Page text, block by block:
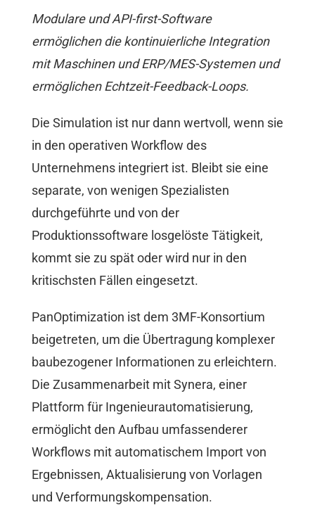
Modulare und API-first-Software
ermöglichen die kontinuierliche Integration
mit Maschinen und ERP/MES-Systemen und
ermöglichen Echtzeit-Feedback-Loops.
Die Simulation ist nur dann wertvoll, wenn sie
in den operativen Workflow des
Unternehmens integriert ist. Bleibt sie eine
separate, von wenigen Spezialisten
durchgeführte und von der
Produktionssoftware losgelöste Tätigkeit,
kommt sie zu spät oder wird nur in den
kritischsten Fällen eingesetzt.
PanOptimization ist dem 3MF-Konsortium
beigetreten, um die Übertragung komplexer
baubezogener Informationen zu erleichtern.
Die Zusammenarbeit mit Synera, einer
Plattform für Ingenieurautomatisierung,
ermöglicht den Aufbau umfassenderer
Workflows mit automatischem Import von
Ergebnissen, Aktualisierung von Vorlagen
und Verformungskompensation.